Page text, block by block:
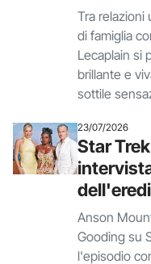
Tra relazioni
di famiglia
Lecaplain si
brillante e
sottile
23/07/2026
Star
Anson
Gooding su
l'episodio